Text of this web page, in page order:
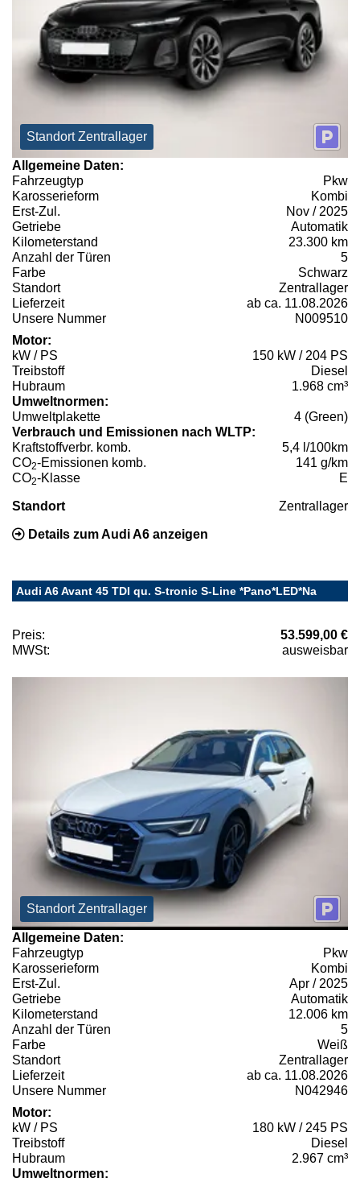
Standort Zentrallager
Allgemeine Daten:
Fahrzeugtyp
Pkw
Karosserieform
Kombi
Erst-Zul.
Nov / 2025
Getriebe
Automatik
Kilometerstand
23.300 km
Anzahl der Türen
5
Farbe
Schwarz
Standort
Zentrallager
Lieferzeit
ab ca. 11.08.2026
Unsere Nummer
N009510
Motor:
kW / PS
150 kW / 204 PS
Treibstoff
Diesel
Hubraum
1.968 cm³
Umweltnormen:
Umweltplakette
4 (Green)
Verbrauch und Emissionen nach WLTP:
Kraftstoffverbr. komb.
5,4 l/100km
CO2-Emissionen komb.
141 g/km
CO2-Klasse E
Standort Zentrallager
Details zum Audi A6 anzeigen
Audi A6 Avant 45 TDI qu. S-tronic S-Line *Pano*LED*Na
Preis:
53.599,00 €
MWSt:
ausweisbar
Standort Zentrallager
Allgemeine Daten:
Fahrzeugtyp
Pkw
Karosserieform
Kombi
Erst-Zul.
Apr / 2025
Getriebe
Automatik
Kilometerstand
12.006 km
Anzahl der Türen
5
Farbe
Weiß
Standort
Zentrallager
Lieferzeit
ab ca. 11.08.2026
Unsere Nummer
N042946
Motor:
kW / PS
180 kW / 245 PS
Treibstoff
Diesel
Hubraum
2.967 cm³
Umweltnormen: